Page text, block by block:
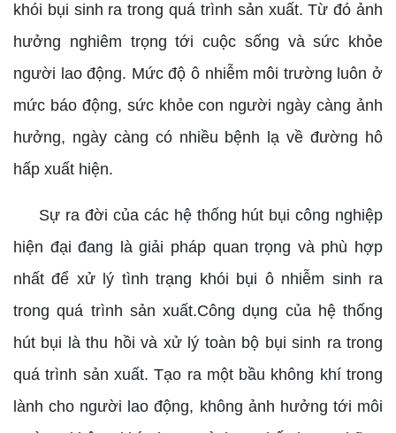
khói bụi sinh ra trong quá trình sản xuất. Từ đó ảnh
hưởng nghiêm trọng tới cuộc sống và sức khỏe
người lao động. Mức độ ô nhiễm môi trường luôn ở
mức báo động, sức khỏe con người ngày càng ảnh
hưởng, ngày càng có nhiều bệnh lạ về đường hô
hấp xuất hiện.
Sự ra đời của các hệ thống hút bụi công nghiệp
hiện đại đang là giải pháp quan trọng và phù hợp
nhất để xử lý tình trạng khói bụi ô nhiễm sinh ra
trong quá trình sản xuất.Công dụng của hệ thống
hút bụi là thu hồi và xử lý toàn bộ bụi sinh ra trong
quá trình sản xuất. Tạo ra một bầu không khí trong
lành cho người lao động, không ảnh hưởng tới môi